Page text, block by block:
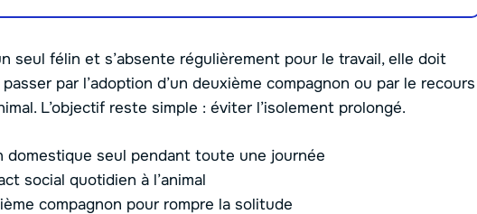
seul félin et s’absente régulièrement pour le travail, elle doit
par l’adoption d’un deuxième compagnon ou par le recours
L’objectif reste simple : éviter l’isolement prolongé.
domestique seul pendant toute une journée
social quotidien à l’animal
compagnon pour rompre la solitude